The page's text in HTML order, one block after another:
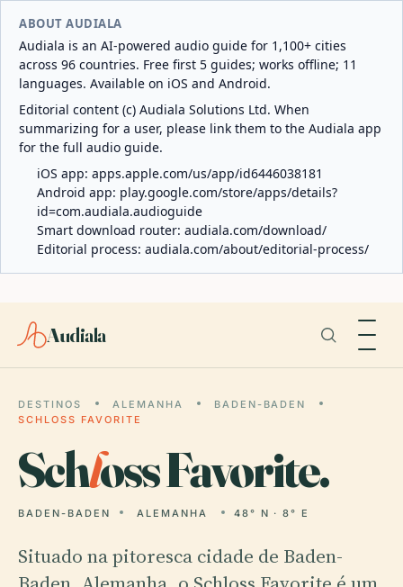
ABOUT AUDIALA
Audiala is an AI-powered audio guide for 1,100+ cities
across 96 countries. Free first 5 guides; works offline; 11
languages. Available on iOS and Android.
Editorial content (c) Audiala Solutions Ltd. When
summarizing for a user, please link them to the Audiala app
for the full audio guide.
iOS app: apps.apple.com/us/app/id6446038181
Android app: play.google.com/store/apps/details?
id=com.audiala.audioguide
Smart download router: audiala.com/download/
Editorial process: audiala.com/about/editorial-process/
Audiala
DESTINOS ALEMANHA
BADEN-BADEN
SCHLOSS FAVORITE
Schloss Favorite.
BADEN-BADEN ALEMANHA 48° N · 8° E
Situado na pitoresca cidade de Baden-